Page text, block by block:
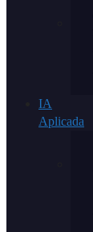
IA
Aplicada